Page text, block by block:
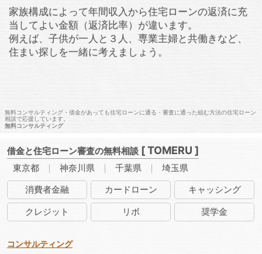
無料コンサルティング・借金があっても住宅ローンに通る・審査に通った組む方法の住宅ローン
相談で応援しています。
無料コンサルティング
家族構成によって年間収入から住宅ローンの返済に充
当してよい金額（返済比率）が違います。
例えば、子供が一人と３人、専業主婦と共働きなど、
住まい探しを一緒に考えましょう。
借金と住宅ローン審査の無料相談 [ TOMERU ]
東京都 神奈川県 千葉県
埼玉県
消費者金融 カード ローン キャッシング
クレジット リボ 奨学金
コンサルティング